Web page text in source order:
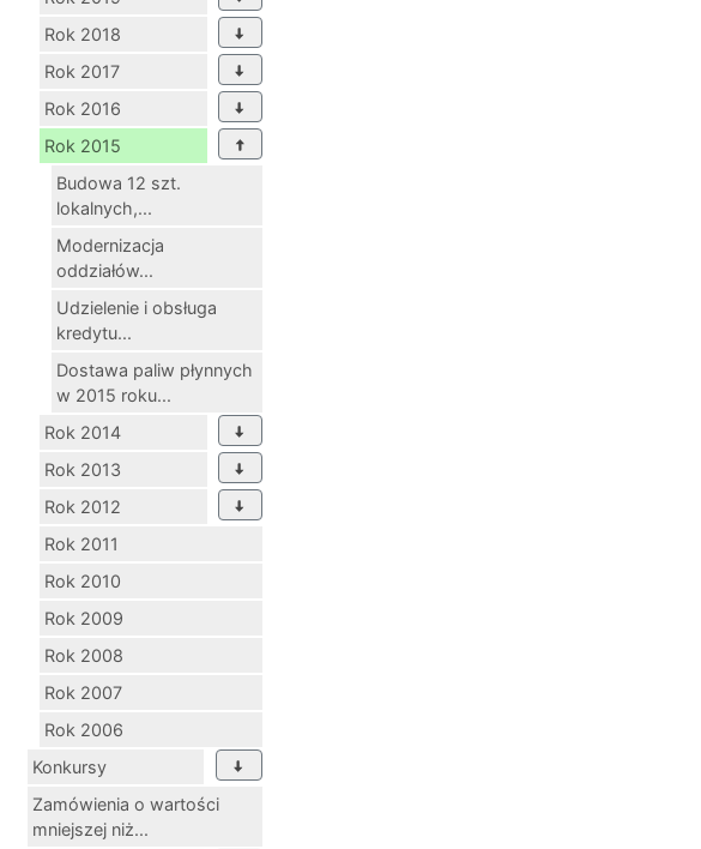
Rok 2018
Rok 2017
Rok 2016
Rok 2015
Budowa 12 szt.
lokalnych,...
Modernizacja
oddziałów...
Udzielenie i obsługa
kredytu...
Dostawa paliw płynnych
w 2015 roku...
Rok 2014
Rok 2013
Rok 2012
Rok 2011
Rok 2010
Rok 2009
Rok 2008
Rok 2007
Rok 2006
Konkursy
Zamówienia o wartości
mniejszej niż...